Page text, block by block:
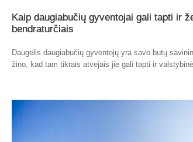
Kaip daugiabučių gyventojai gali tapti ir
bendraturčiais
Daugelis daugiabučių gyventojų yra savo butų
žino, kad tam tikrais atvejais jie gali tapti ir